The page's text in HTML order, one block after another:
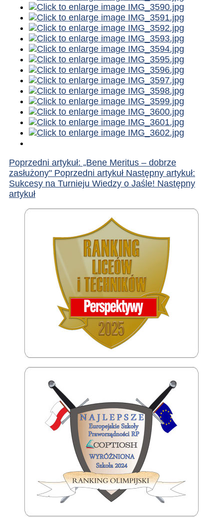
Poprzedni artykuł: „Bene Meritus – dobrze
zasłużony" Poprzedni artykuł Następny artykuł:
Sukcesy na Turnieju Wiedzy o Jaśle! Następny
artykuł